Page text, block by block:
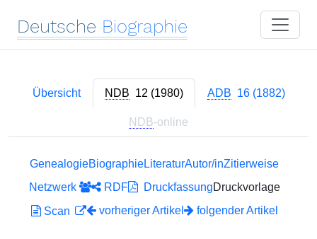
Deutsche Biographie
Übersicht NDB 12 (1980) ADB 16 (1882)
NDB-online
GenealogieBiographieLiteraturAutor/inZitierweise
Netzwerk
RDF DruckfassungDruckvorlage
Scan
vorheriger Artikel folgender Artikel